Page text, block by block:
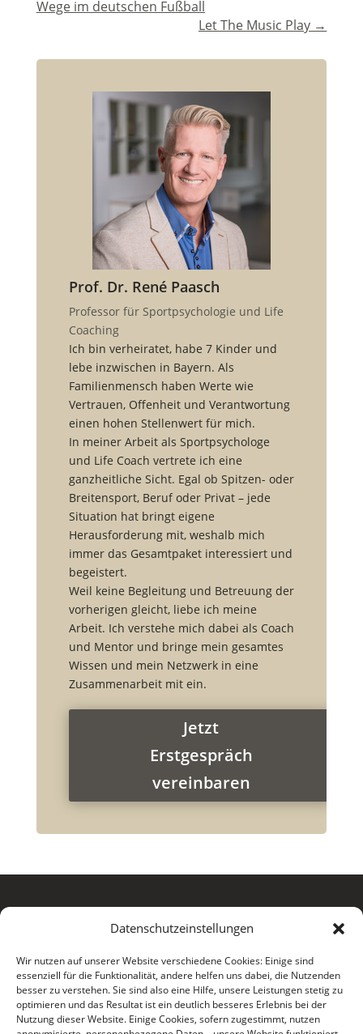
Datenschutzeinstellungen
Wir nutzen auf unserer Website verschiedene Cookies: Einige sind
essenziell für die Funktionalität, andere helfen uns dabei, die Nutzenden
besser zu verstehen. Sie sind also eine Hilfe, unsere Leistungen stetig zu
optimieren und das Resultat ist ein deutlich besseres Erlebnis bei der
Nutzung dieser Website. Einige Cookies, sofern zugestimmt, nutzen
Wege im deutschen Fußball
Let The Music Play →
Prof. Dr. René Paasch
Professor für Sportpsychologie und Life
Coaching
Ich bin verheiratet, habe 7 Kinder und
lebe inzwischen in Bayern. Als
Familienmensch haben Werte wie
Vertrauen, Offenheit und Verantwortung
einen hohen Stellenwert für mich.
In meiner Arbeit als Sportpsychologe
und Life Coach vertrete ich eine
ganzheitliche Sicht. Egal ob Spitzen- oder
Breitensport, Beruf oder Privat – jede
Situation hat bringt eigene
Herausforderung mit, weshalb mich
immer das Gesamtpaket interessiert und
begeistert.
Weil keine Begleitung und Betreuung der
vorherigen gleicht, liebe ich meine
Arbeit. Ich verstehe mich dabei als Coach
und Mentor und bringe mein gesamtes
Wissen und mein Netzwerk in eine
Zusammenarbeit mit ein.
Jetzt
Erstgespräch
vereinbaren
 +49 (0) 177 465 84 19
 hallo@renepaasch.com